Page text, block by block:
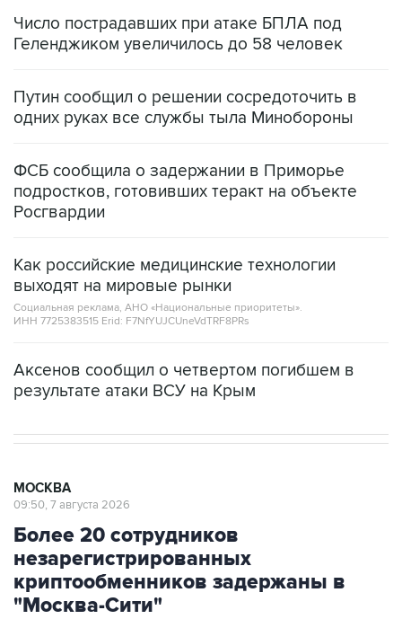
Число пострадавших при атаке БПЛА под
Геленджиком увеличилось до 58 человек
Путин сообщил о решении сосредоточить в
одних руках все службы тыла Минобороны
ФСБ сообщила о задержании в Приморье
подростков, готовивших теракт на объекте
Росгвардии
Как российские медицинские технологии
выходят на мировые рынки
Социальная реклама, АНО «Национальные приоритеты».
ИНН 7725383515 Erid: F7NfYUJCUneVdTRF8PRs
Аксенов сообщил о четвертом погибшем в
результате атаки ВСУ на Крым
МОСКВА
09:50, 7 августа 2026
Более 20 сотрудников
незарегистрированных
криптообменников задержаны в
"Москва-Сити"